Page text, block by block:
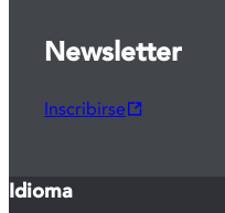
Newsletter
Inscribirse
Idioma